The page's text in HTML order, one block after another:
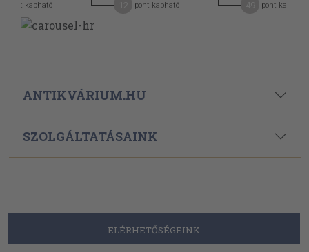
pont kapható pont kapható pont kapható
ANTIKVÁRIUM.HU
SZOLGÁLTATÁSAINK
ELÉRHETŐSÉGEINK